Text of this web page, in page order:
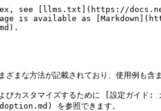
see [llms.txt](https://
is available as
まな方法が記載されており、使用例も含
定およびカスタマイズするため
を参照できます。